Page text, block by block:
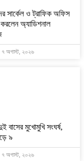
সার্কেল ও ট্রাফিক অফিস
করলেন অ্যাডিশনাল
৭ অগাস্ট, ২০২৬
বাসের মুখোমুখি সংঘর্ষ,
৯
৭ অগাস্ট, ২০২৬